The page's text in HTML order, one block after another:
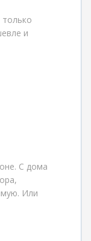
и
С дома
Или